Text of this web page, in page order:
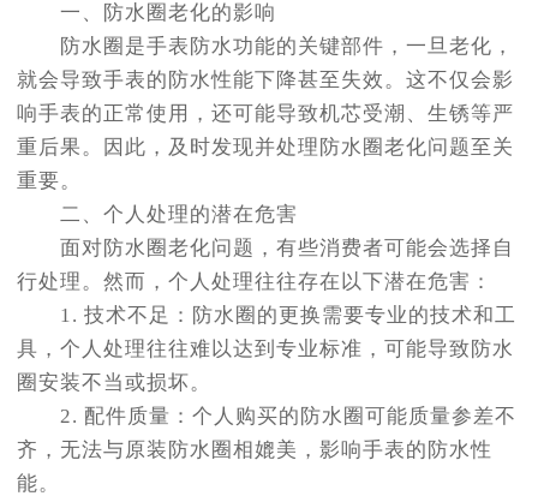
一、防水圈老化的影响
防水圈是手表防水功能的关键部件，一旦老化，
就会导致手表的防水性能下降甚至失效。这不仅会影
响手表的正常使用，还可能导致机芯受潮、生锈等严
重后果。因此，及时发现并处理防水圈老化问题至关
重要。
二、个人处理的潜在危害
面对防水圈老化问题，有些消费者可能会选择自
行处理。然而，个人处理往往存在以下潜在危害：
1. 技术不足：防水圈的更换需要专业的技术和工
具，个人处理往往难以达到专业标准，可能导致防水
圈安装不当或损坏。
2. 配件质量：个人购买的防水圈可能质量参差不
齐，无法与原装防水圈相媲美，影响手表的防水性
能。